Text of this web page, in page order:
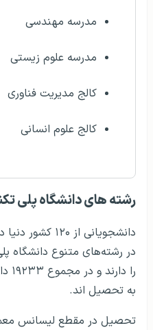
مدرسه مهندسی
مدرسه علوم زیستی
کالج مدیریت فناوری
کالج علوم انسانی
رشته های دانشگاه پلی
دانشجویانی
در رشته‌های متنوع دانشگاه
به تحصیل اند.